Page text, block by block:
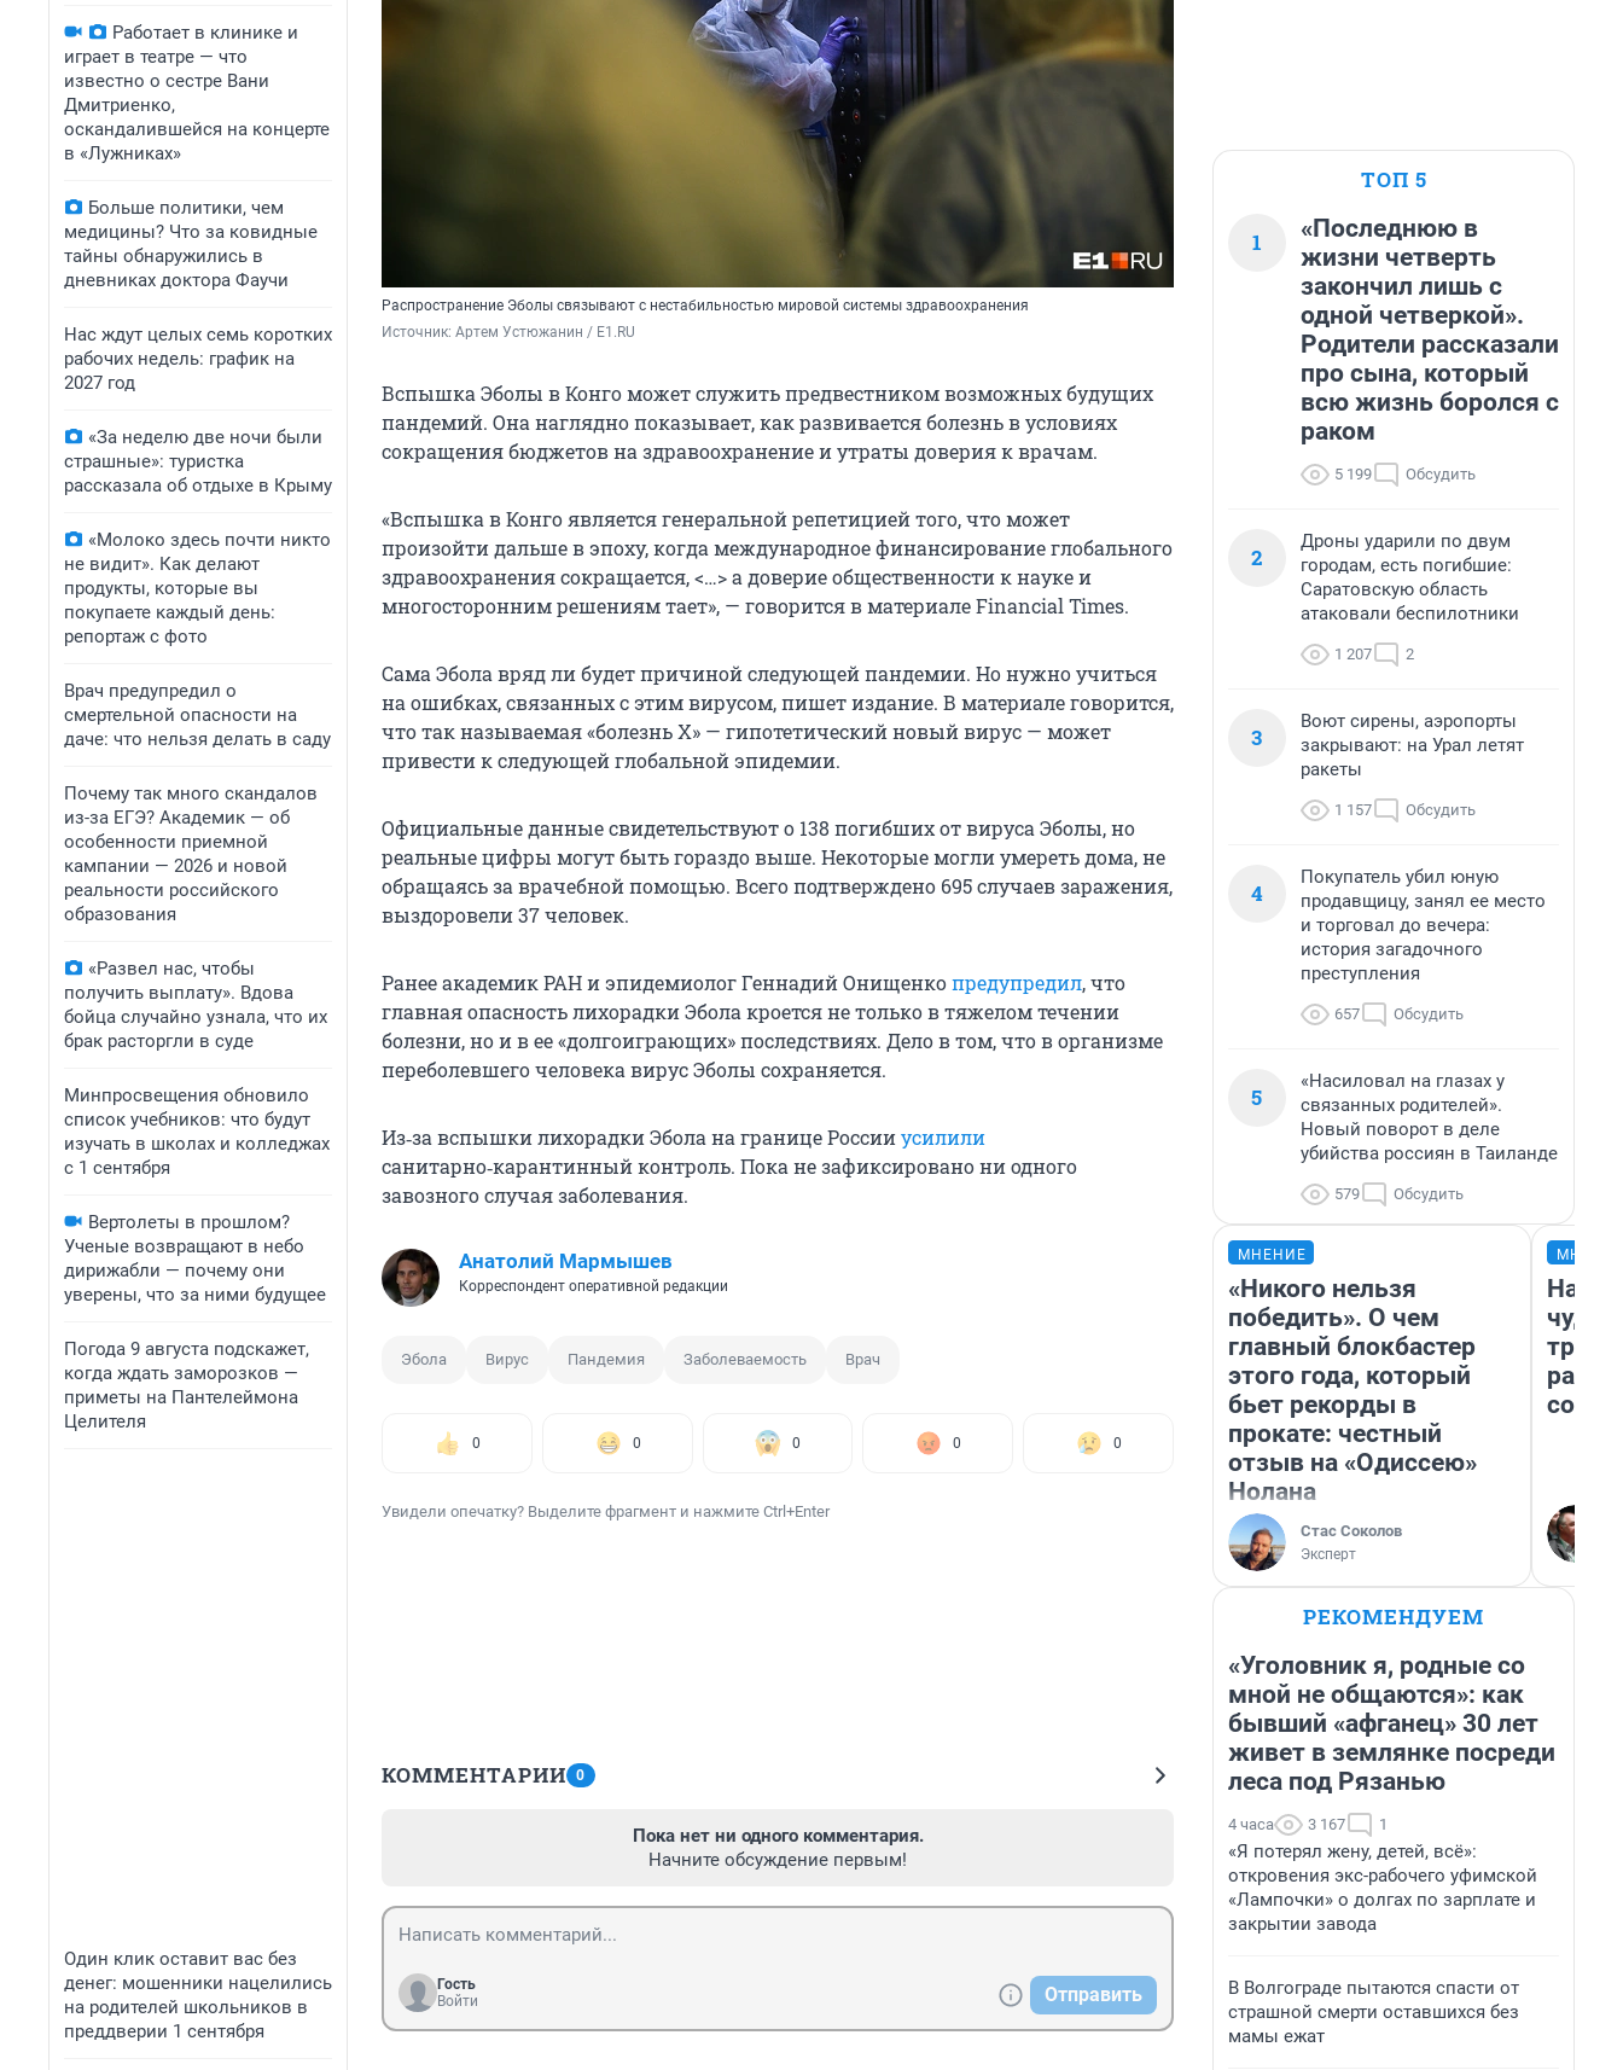
Работает в клинике и
играет в театре — что
известно о сестре Вани
Дмитриенко,
оскандалившейся на концерте
в «Лужниках»
Больше политики, чем
медицины? Что за ковидные
тайны обнаружились в
дневниках доктора Фаучи
Нас ждут целых семь коротких
рабочих недель: график на
2027 год
«За неделю две ночи были
страшные»: туристка
рассказала об отдыхе в Крыму
«Молоко здесь почти никто
не видит». Как делают
продукты, которые вы
покупаете каждый день:
репортаж с фото
Врач предупредил о
смертельной опасности на
даче: что нельзя делать в саду
Почему так много скандалов
из-за ЕГЭ? Академик — об
особенности приемной
кампании — 2026 и новой
реальности российского
образования
«Развел нас, чтобы
получить выплату». Вдова
бойца случайно узнала, что их
брак расторгли в суде
Минпросвещения обновило
список учебников: что будут
изучать в школах и колледжах
с 1 сентября
Вертолеты в прошлом?
Ученые возвращают в небо
дирижабли — почему они
уверены, что за ними будущее
Погода 9 августа подскажет,
когда ждать заморозков —
приметы на Пантелеймона
Целителя
Один клик оставит вас без
денег: мошенники нацелились
на родителей школьников в
преддверии 1 сентября
Распространение Эболы связывают с нестабильностью мировой системы здравоохранения
Источник: Артем Устюжанин / E1.RU
Вспышка Эболы в Конго может служить предвестником возможных будущих
пандемий. Она наглядно показывает, как развивается болезнь в условиях
сокращения бюджетов на здравоохранение и утраты доверия к врачам.
«Вспышка в Конго является генеральной репетицией того, что может
произойти дальше в эпоху, когда международное финансирование глобального
здравоохранения сокращается, <…> а доверие общественности к науке и
многосторонним решениям тает», — говорится в материале Financial Times.
Сама Эбола вряд ли будет причиной следующей пандемии. Но нужно учиться
на ошибках, связанных с этим вирусом, пишет издание. В материале говорится,
что так называемая «болезнь Х» — гипотетический новый вирус — может
привести к следующей глобальной эпидемии.
Официальные данные свидетельствуют о 138 погибших от вируса Эболы, но
реальные цифры могут быть гораздо выше. Некоторые могли умереть дома, не
обращаясь за врачебной помощью. Всего подтверждено 695 случаев заражения,
выздоровели 37 человек.
Ранее академик РАН и эпидемиолог Геннадий Онищенкопредупредил, что
главная опасность лихорадки Эбола кроется не только в тяжелом течении
болезни, но и в ее «долгоиграющих» последствиях. Дело в том, что в организме
переболевшего человека вирус Эболы сохраняется.
Из‑за вспышки лихорадки Эбола на границе Россииусилили
санитарно‑карантинный контроль. Пока не зафиксировано ни одного
завозного случая заболевания.
Анатолий Мармышев
Корреспондент оперативной редакции
Эбола Вирус Пандемия Заболеваемость Врач
0 0 0 0 0
Увидели опечатку? Выделите фрагмент и нажмите Ctrl+Enter
КОММЕНТАРИИ 0
Пока нет ни одного комментария.
Начните обсуждение первым!
Гость
Войти
Отправить
ТОП 5
1
«Последнюю в
жизни четверть
закончил лишь с
одной четверкой».
Родители рассказали
про сына, который
всю жизнь боролся с
раком
5 199 Обсудить
2
Дроны ударили по двум
городам, есть погибшие:
Саратовскую область
атаковали беспилотники
1 207 2
3
Воют сирены, аэропорты
закрывают: на Урал летят
ракеты
1 157 Обсудить
4
Покупатель убил юную
продавщицу, занял ее место
и торговал до вечера:
история загадочного
преступления
657 Обсудить
5
«Насиловал на глазах у
связанных родителей».
Новый поворот в деле
убийства россиян в Таиланде
579 Обсудить
МНЕНИЕ
«Никого нельзя
победить». О чем
главный блокбастер
этого года, который
бьет рекорды в
прокате: честный
отзыв на «Одиссею»
Нолана
Стас Соколов
Эксперт
РЕКОМЕНДУЕМ
«Уголовник я, родные со
мной не общаются»: как
бывший «афганец» 30 лет
живет в землянке посреди
леса под Рязанью
4 часа 3 167 1
«Я потерял жену, детей, всё»:
откровения экс-рабочего уфимской
«Лампочки» о долгах по зарплате и
закрытии завода
В Волгограде пытаются спасти от
страшной смерти оставшихся без
мамы ежат